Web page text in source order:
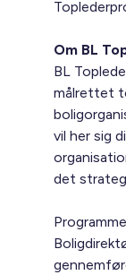
Om BL
BL
målrettet
vil her sig
det